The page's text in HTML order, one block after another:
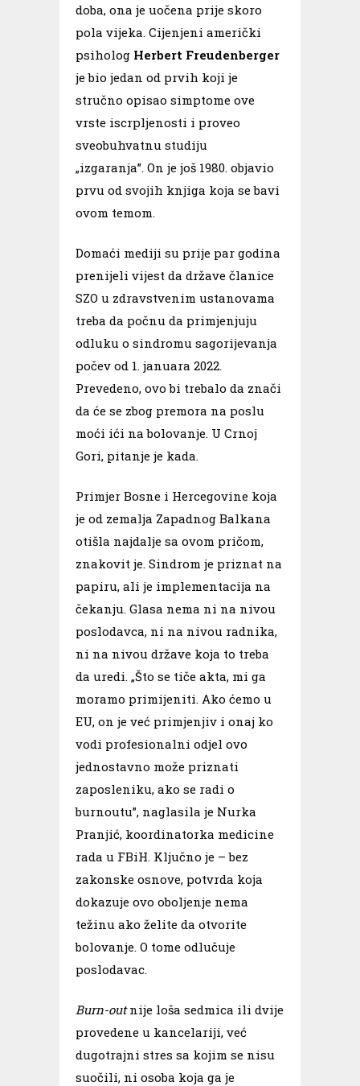
doba, ona je uočena prije skoro
pola vijeka. Cijenjeni američki
psiholog Herbert Freudenberger
je bio jedan od prvih koji je
stručno opisao simptome ove
vrste iscrpljenosti i proveo
sveobuhvatnu studiju
„izgaranja”. On je još 1980. objavio
prvu od svojih knjiga koja se bavi
ovom temom.
Domaći mediji su prije par godina
prenijeli vijest da države članice
SZO u zdravstvenim ustanovama
treba da počnu da primjenjuju
odluku o sindromu sagorijevanja
počev od 1. januara 2022.
Prevedeno, ovo bi trebalo da znači
da će se zbog premora na poslu
moći ići na bolovanje. U Crnoj
Gori, pitanje je kada.
Primjer Bosne i Hercegovine koja
je od zemalja Zapadnog Balkana
otišla najdalje sa ovom pričom,
znakovit je. Sindrom je priznat na
papiru, ali je implementacija na
čekanju. Glasa nema ni na nivou
poslodavca, ni na nivou radnika,
ni na nivou države koja to treba
da uredi. „Što se tiče akta, mi ga
moramo primijeniti. Ako ćemo u
EU, on je već primjenjiv i onaj ko
vodi profesionalni odjel ovo
jednostavno može priznati
zaposleniku, ako se radi o
burnoutu”, naglasila je Nurka
Pranjić, koordinatorka medicine
rada u FBiH. Ključno je – bez
zakonske osnove, potvrda koja
dokazuje ovo oboljenje nema
težinu ako želite da otvorite
bolovanje. O tome odlučuje
poslodavac.
Burn-outnije loša sedmica ili dvije
provedene u kancelariji, već
dugotrajni stres sa kojim se nisu
suočili, ni osoba koja ga je